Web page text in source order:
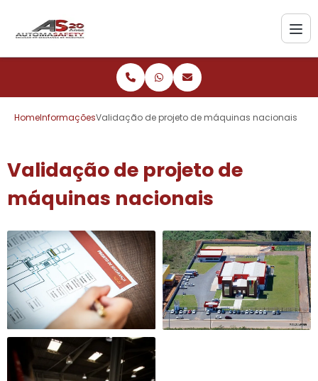
HomeInformaçõesValidação de projeto de máquinas nacionais
Validação de projeto de
máquinas nacionais